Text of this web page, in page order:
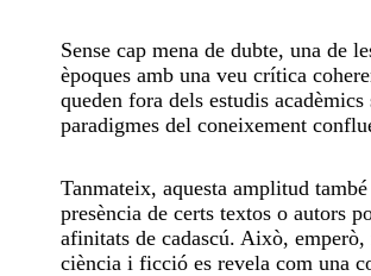
Sense cap mena de dubte, una de
èpoques amb una veu crítica
queden fora dels estudis
paradigmes del coneixement
Tanmateix, aquesta amplitud
presència de certs textos o autors
afinitats de cadascú. Això,
ciència i ficció es revela com una